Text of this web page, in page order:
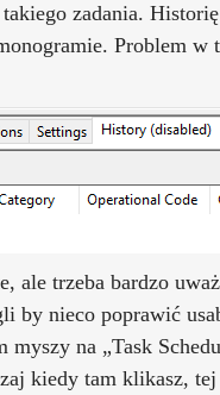
zadania.
Problem w
ale trzeba bardzo
by nieco poprawić
na „Task
kiedy tam klikasz,